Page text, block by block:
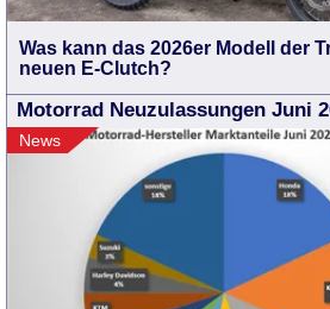
Was kann das 2026er Modell der
neuen E-Clutch?
Motorrad Neuzulassungen Juni
News